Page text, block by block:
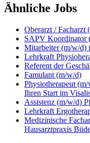
Ähnliche Jobs
Oberarzt / Facharzt
SAPV Koordinator
Mitarbeiter (m/w/d)
Lehrkraft
Referent der
Famulant (m/w/d)
Physiotherapeut
Ihren Start im
Assistenz (m/w/d)
Lehrkraft
Medizinische
Hausarztpraxis